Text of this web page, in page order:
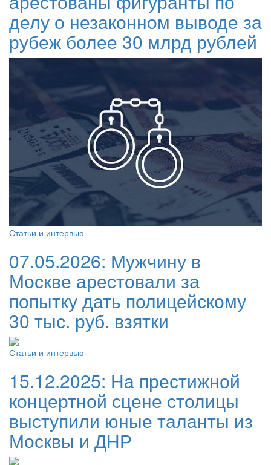
делу о незаконном выводе за
рубеж более 30 млрд рублей
Статьи и интервью
07.05.2026: Мужчину в
Москве арестовали за
попытку дать полицейскому
30 тыс. руб. взятки
Статьи и интервью
15.12.2025: На престижной
концертной сцене столицы
выступили юные таланты из
Москвы и ДНР